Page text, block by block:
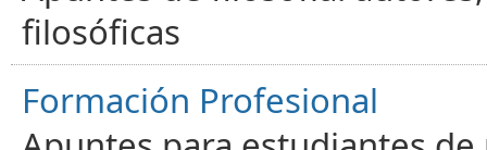
filosóficas
Formación Profesional